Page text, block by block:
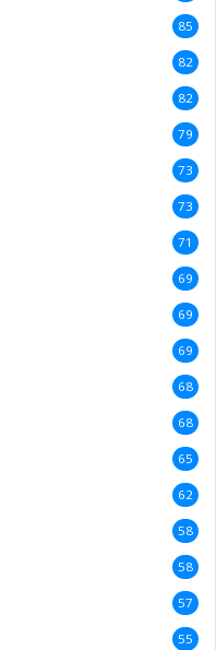
85
82
82
79
73
73
71
69
69
69
68
68
65
62
58
58
57
55